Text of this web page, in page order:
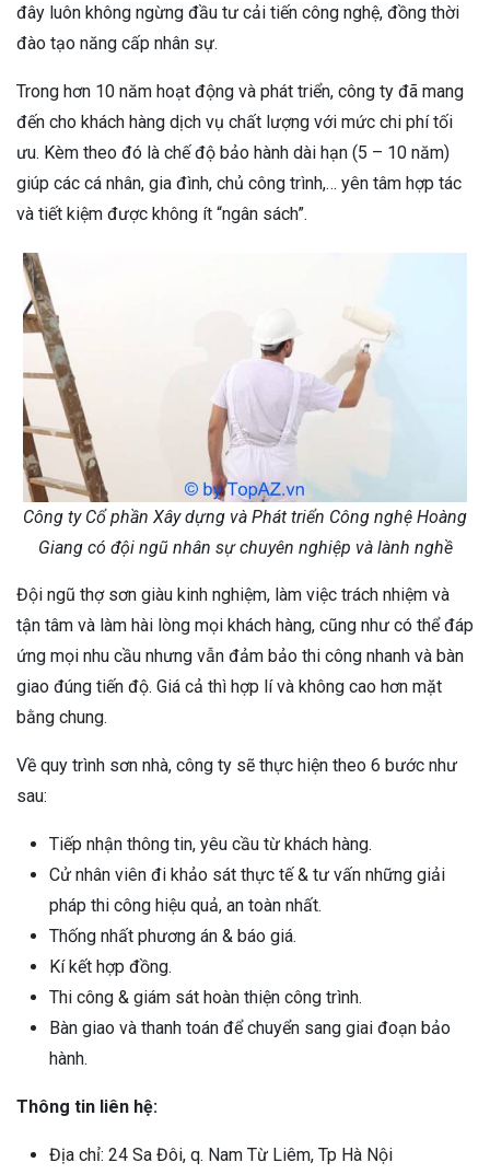
đây luôn không ngừng đầu tư cải tiến công nghệ, đồng thời
đào tạo năng cấp nhân sự.
Trong hơn 10 năm hoạt động và phát triển, công ty đã mang
đến cho khách hàng dịch vụ chất lượng với mức chi phí tối
ưu. Kèm theo đó là chế độ bảo hành dài hạn (5 – 10 năm)
giúp các cá nhân, gia đình, chủ công trình,… yên tâm hợp tác
và tiết kiệm được không ít “ngân sách”.
Công ty Cổ phần Xây dựng và Phát triển Công nghệ Hoàng
Giang có đội ngũ nhân sự chuyên nghiệp và lành nghề
Đội ngũ thợ sơn giàu kinh nghiệm, làm việc trách nhiệm và
tận tâm và làm hài lòng mọi khách hàng, cũng như có thể đáp
ứng mọi nhu cầu nhưng vẫn đảm bảo thi công nhanh và bàn
giao đúng tiến độ. Giá cả thì hợp lí và không cao hơn mặt
bằng chung.
Về quy trình sơn nhà, công ty sẽ thực hiện theo 6 bước như
sau:
Tiếp nhận thông tin, yêu cầu từ khách hàng.
Cử nhân viên đi khảo sát thực tế & tư vấn những giải
pháp thi công hiệu quả, an toàn nhất.
Thống nhất phương án & báo giá.
Kí kết hợp đồng.
Thi công & giám sát hoàn thiện công trình.
Bàn giao và thanh toán để chuyển sang giai đoạn bảo
hành.
Thông tin liên hệ:
Địa chỉ: 24 Sa Đôi, q. Nam Từ Liêm, Tp Hà Nội